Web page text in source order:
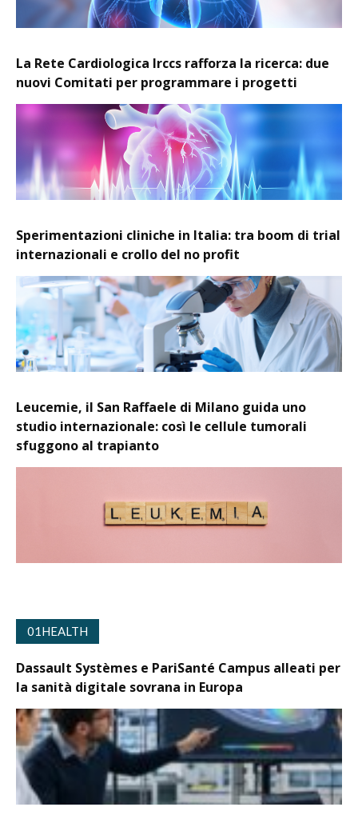
La Rete Cardiologica Irccs rafforza la ricerca: due
nuovi Comitati per programmare i progetti
Sperimentazioni cliniche in Italia: tra boom di trial
internazionali e crollo del no profit
Leucemie, il San Raffaele di Milano guida uno
studio internazionale: così le cellule tumorali
sfuggono al trapianto
01HEALTH
Dassault Systèmes e PariSanté Campus alleati per
la sanità digitale sovrana in Europa